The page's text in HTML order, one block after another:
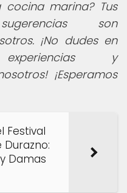
marina? Tus
son
¡No dudes en
y
¡Esperamos
Festival
Durazno:
Damas